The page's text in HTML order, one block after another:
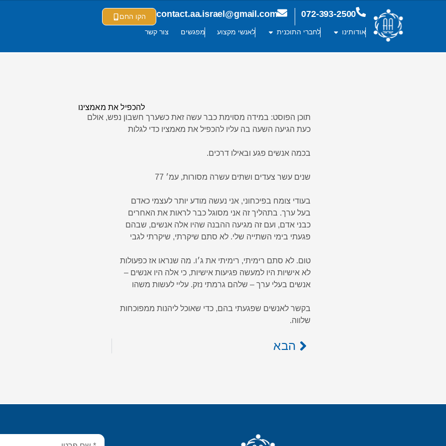
072-393-2500
contact.aa.israel@gmail.com
הקו החם
אודותינו
לחברי התוכנית לאנשי מקצוע מפגשים צור קשר
להכפיל את מאמצינו
תוכן הפוסט: במידה מסוימת כבר עשה זאת כשערך חשבון נפש, אולם
כעת הגיעה השעה בה עליו להכפיל את מאמציו כדי לגלות
בכמה אנשים פגע ובאילו דרכים.
שנים עשר צעדים ושתים עשרה מסורות, עמ׳ 77
בעודי צומח בפיכחוני, אני נעשה מודע יותר לעצמי כאדם
בעל ערך. בתהליך זה אני מסוגל כבר לראות את האחרים
כבני אדם, ועם זה מגיעה ההבנה שהיו אלה אנשים, שבהם
פגעתי בימי השתייה שלי. לא סתם שיקרתי, שיקרתי לגבי
טום. לא סתם רימיתי, רימיתי את ג׳ו. מה שנראו אז כפעולות
לא אישיות היו למעשה פגיעות אישיות, כי אלה היו אנשים –
אנשים בעלי ערך – שלהם גרמתי נזק. עליי לעשות משהו
בקשר לאנשים שפגעתי בהם, כדי שאוכל ליהנות ממפוכחות
שלווה.
הבא